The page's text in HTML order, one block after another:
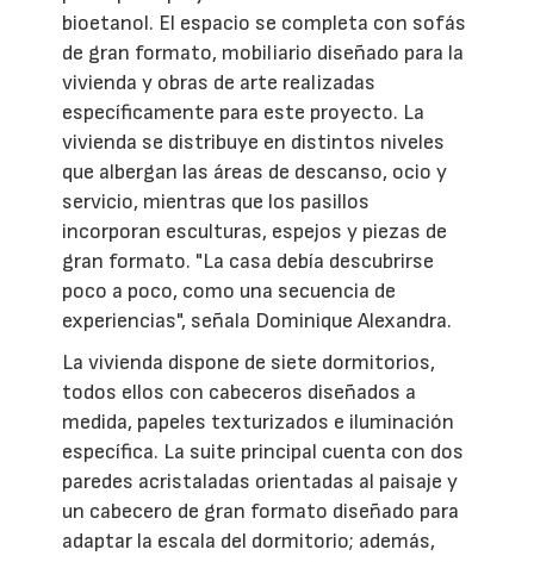
bioetanol. El espacio se completa con sofás
de gran formato, mobiliario diseñado para la
vivienda y obras de arte realizadas
específicamente para este proyecto. La
vivienda se distribuye en distintos niveles
que albergan las áreas de descanso, ocio y
servicio, mientras que los pasillos
incorporan esculturas, espejos y piezas de
gran formato. "La casa debía descubrirse
poco a poco, como una secuencia de
experiencias", señala Dominique Alexandra.
La vivienda dispone de siete dormitorios,
todos ellos con cabeceros diseñados a
medida, papeles texturizados e iluminación
específica. La suite principal cuenta con dos
paredes acristaladas orientadas al paisaje y
un cabecero de gran formato diseñado para
adaptar la escala del dormitorio; además,